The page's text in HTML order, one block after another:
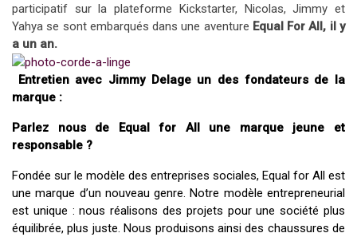
participatif sur la plateforme Kickstarter, Nicolas, Jimmy et
Yahya se sont embarqués dans une aventure Equal For All, il y
a un an.
Entretien avec Jimmy Delage un des fondateurs de la
marque :
Parlez nous de Equal for All une marque jeune et
responsable ?
Fondée sur le modèle des entreprises sociales, Equal for All est
une marque d’un nouveau genre. Notre modèle entrepreneurial
est unique : nous réalisons des projets pour une société plus
équilibrée, plus juste. Nous produisons ainsi des chaussures de